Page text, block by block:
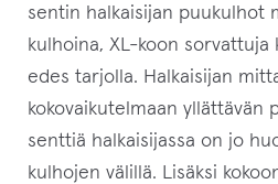
sentin halkaisijan puukulhot
kulhoina, XL-koon sorvattuja
edes tarjolla. Halkaisijan
kokovaikutelmaan yllättävän
senttiä halkaisijassa on jo
kulhojen välillä. Lisäksi